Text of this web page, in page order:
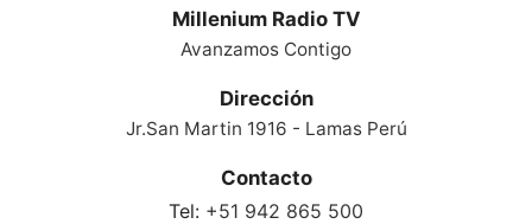
Millenium Radio TV
Avanzamos Contigo
Dirección
Jr.San Martin 1916 - Lamas Perú
Contacto
Tel: +51 942 865 500